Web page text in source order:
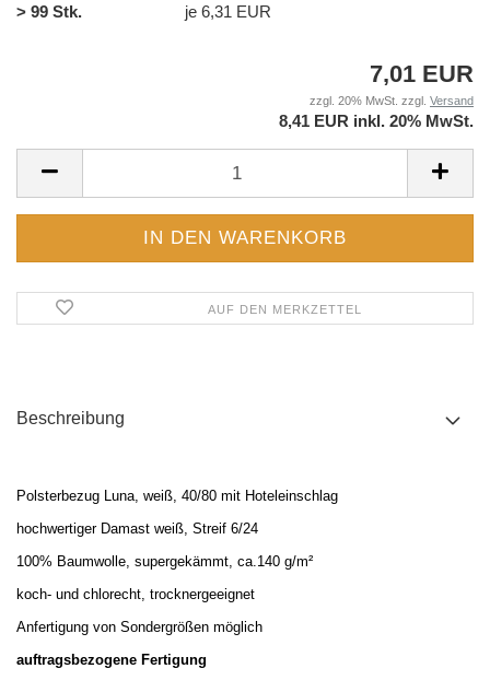
> 99 Stk.
je 6,31 EUR
7,01 EUR
zzgl. 20% MwSt. zzgl. Versand
8,41 EUR inkl. 20% MwSt.
AUF DEN MERKZETTEL
Beschreibung
Polsterbezug Luna, weiß, 40/80 mit Hoteleinschlag
hochwertiger Damast weiß, Streif 6/24
100% Baumwolle, supergekämmt, ca.140 g/m²
koch- und chlorecht, trocknergeeignet
Anfertigung von Sondergrößen möglich
auftragsbezogene Fertigung